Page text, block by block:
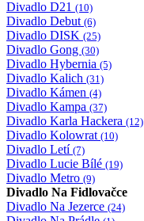
Divadlo D21 (10)
Divadlo Debut (6)
Divadlo DISK (25)
Divadlo Gong (30)
Divadlo Hybernia (5)
Divadlo Kalich (31)
Divadlo Kámen (4)
Divadlo Kampa (37)
Divadlo Karla Hackera (12)
Divadlo Kolowrat (10)
Divadlo Letí (7)
Divadlo Lucie Bílé (19)
Divadlo Metro (9)
Divadlo Na Fidlovačce
Divadlo Na Jezerce (24)